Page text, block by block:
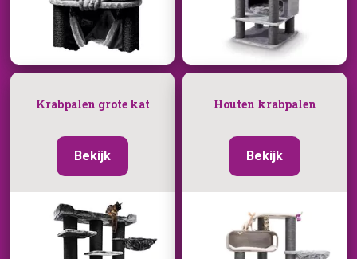
Krabpalen grote kat
Bekijk
Houten krabpalen
Bekijk